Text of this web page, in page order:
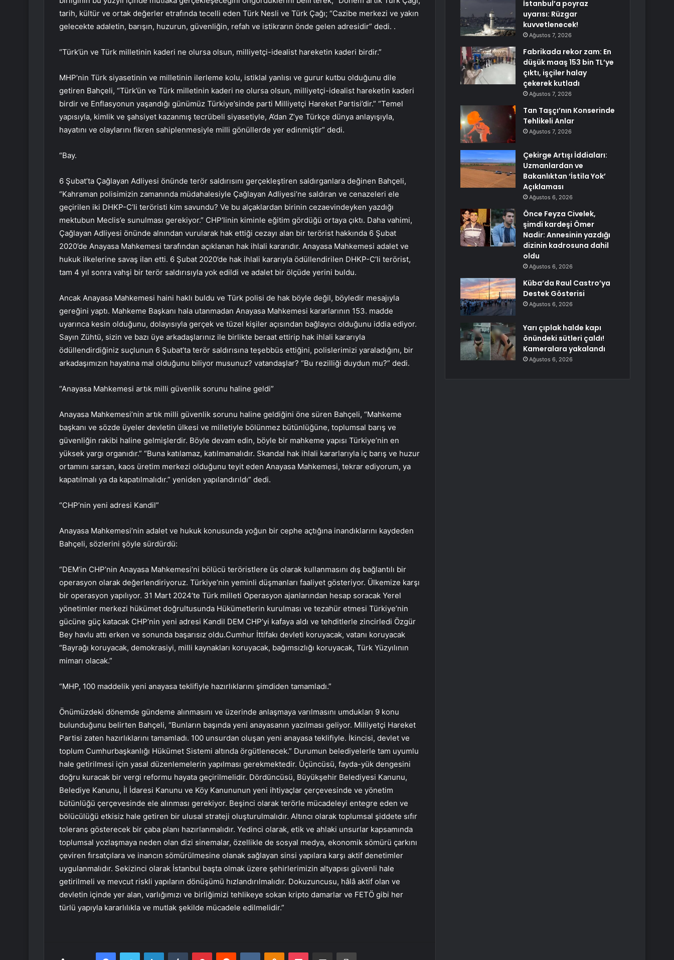
tarih, kültür ve ortak değerler etrafında tecelli eden Türk Nesli ve Türk Çağı; “Cazibe merkezi ve yakın
gelecekte adaletin, barışın, huzurun, güvenliğin, refah ve istikrarın önde gelen adresidir” dedi. .
“Türk’ün ve Türk milletinin kaderi ne olursa olsun, milliyetçi-idealist hareketin kaderi birdir.”
MHP’nin Türk siyasetinin ve milletinin ilerleme kolu, istiklal yanlısı ve gurur kutbu olduğunu dile
getiren Bahçeli, “Türk’ün ve Türk milletinin kaderi ne olursa olsun, milliyetçi-idealist hareketin kaderi
birdir ve Enflasyonun yaşandığı günümüz Türkiye’sinde parti Milliyetçi Hareket Partisi’dir.” “Temel
yapısıyla, kimlik ve şahsiyet kazanmış tecrübeli siyasetiyle, A’dan Z’ye Türkçe dünya anlayışıyla,
hayatını ve olaylarını fikren sahiplenmesiyle milli gönüllerde yer edinmiştir” dedi.
“Bay.
6 Şubat’ta Çağlayan Adliyesi önünde terör saldırısını gerçekleştiren saldırganlara değinen Bahçeli,
“Kahraman polisimizin zamanında müdahalesiyle Çağlayan Adliyesi’ne saldıran ve cenazeleri ele
geçirilen iki DHKP-C’li teröristi kim savundu? Ve bu alçaklardan birinin cezaevindeyken yazdığı
mektubun Meclis’e sunulması gerekiyor.” CHP’linin kiminle eğitim gördüğü ortaya çıktı. Daha vahimi,
Çağlayan Adliyesi önünde alnından vurularak hak ettiği cezayı alan bir terörist hakkında 6 Şubat
2020’de Anayasa Mahkemesi tarafından açıklanan hak ihlali kararıdır. Anayasa Mahkemesi adalet ve
hukuk ilkelerine savaş ilan etti. 6 Şubat 2020’de hak ihlali kararıyla ödüllendirilen DHKP-C’li terörist,
tam 4 yıl sonra vahşi bir terör saldırısıyla yok edildi ve adalet bir ölçüde yerini buldu.
Ancak Anayasa Mahkemesi haini haklı buldu ve Türk polisi de hak böyle değil, böyledir mesajıyla
gereğini yaptı. Mahkeme Başkanı hala utanmadan Anayasa Mahkemesi kararlarının 153. madde
uyarınca kesin olduğunu, dolayısıyla gerçek ve tüzel kişiler açısından bağlayıcı olduğunu iddia ediyor.
Sayın Zühtü, sizin ve bazı üye arkadaşlarınız ile birlikte beraat ettirip hak ihlali kararıyla
ödüllendirdiğiniz suçlunun 6 Şubat’ta terör saldırısına teşebbüs ettiğini, polislerimizi yaraladığını, bir
arkadaşımızın hayatına mal olduğunu biliyor musunuz? vatandaşlar? “Bu rezilliği duydun mu?” dedi.
“Anayasa Mahkemesi artık milli güvenlik sorunu haline geldi”
Anayasa Mahkemesi’nin artık milli güvenlik sorunu haline geldiğini öne süren Bahçeli, “Mahkeme
başkanı ve sözde üyeler devletin ülkesi ve milletiyle bölünmez bütünlüğüne, toplumsal barış ve
güvenliğin rakibi haline gelmişlerdir. Böyle devam edin, böyle bir mahkeme yapısı Türkiye’nin en
yüksek yargı organıdır.” “Buna katılamaz, katılmamalıdır. Skandal hak ihlali kararlarıyla iç barış ve huzur
ortamını sarsan, kaos üretim merkezi olduğunu teyit eden Anayasa Mahkemesi, tekrar ediyorum, ya
kapatılmalı ya da kapatılmalıdır.” yeniden yapılandırıldı” dedi.
“CHP’nin yeni adresi Kandil”
Anayasa Mahkemesi’nin adalet ve hukuk konusunda yoğun bir cephe açtığına inandıklarını kaydeden
Bahçeli, sözlerini şöyle sürdürdü:
“DEM’in CHP’nin Anayasa Mahkemesi’ni bölücü teröristlere üs olarak kullanmasını dış bağlantılı bir
operasyon olarak değerlendiriyoruz. Türkiye’nin yeminli düşmanları faaliyet gösteriyor. Ülkemize karşı
bir operasyon yapılıyor. 31 Mart 2024’te Türk milleti Operasyon ajanlarından hesap soracak Yerel
yönetimler merkezi hükümet doğrultusunda Hükümetlerin kurulması ve tezahür etmesi Türkiye’nin
gücüne güç katacak CHP’nin yeni adresi Kandil DEM CHP’yi kafaya aldı ve tehditlerle zincirledi Özgür
Bey havlu attı erken ve sonunda başarısız oldu.Cumhur İttifakı devleti koruyacak, vatanı koruyacak
“Bayrağı koruyacak, demokrasiyi, milli kaynakları koruyacak, bağımsızlığı koruyacak, Türk Yüzyılının
mimarı olacak.”
“MHP, 100 maddelik yeni anayasa teklifiyle hazırlıklarını şimdiden tamamladı.”
Önümüzdeki dönemde gündeme alınmasını ve üzerinde anlaşmaya varılmasını umdukları 9 konu
bulunduğunu belirten Bahçeli, “Bunların başında yeni anayasanın yazılması geliyor. Milliyetçi Hareket
Partisi zaten hazırlıklarını tamamladı. 100 unsurdan oluşan yeni anayasa teklifiyle. İkincisi, devlet ve
toplum Cumhurbaşkanlığı Hükümet Sistemi altında örgütlenecek.” Durumun belediyelerle tam uyumlu
hale getirilmesi için yasal düzenlemelerin yapılması gerekmektedir. Üçüncüsü, fayda-yük dengesini
doğru kuracak bir vergi reformu hayata geçirilmelidir. Dördüncüsü, Büyükşehir Belediyesi Kanunu,
Belediye Kanunu, İl İdaresi Kanunu ve Köy Kanununun yeni ihtiyaçlar çerçevesinde ve yönetim
bütünlüğü çerçevesinde ele alınması gerekiyor. Beşinci olarak terörle mücadeleyi entegre eden ve
bölücülüğü etkisiz hale getiren bir ulusal strateji oluşturulmalıdır. Altıncı olarak toplumsal şiddete sıfır
tolerans gösterecek bir çaba planı hazırlanmalıdır. Yedinci olarak, etik ve ahlaki unsurlar kapsamında
toplumsal yozlaşmaya neden olan dizi sinemalar, özellikle de sosyal medya, ekonomik sömürü çarkını
çeviren fırsatçılara ve inancın sömürülmesine olanak sağlayan sinsi yapılara karşı aktif denetimler
uygulanmalıdır. Sekizinci olarak İstanbul başta olmak üzere şehirlerimizin altyapısı güvenli hale
getirilmeli ve mevcut riskli yapıların dönüşümü hızlandırılmalıdır. Dokuzuncusu, hâlâ aktif olan ve
devletin içinde yer alan, varlığımızı ve birliğimizi tehlikeye sokan kripto damarlar ve FETÖ gibi her
türlü yapıyla kararlılıkla ve mutlak şekilde mücadele edilmelidir.”
FacebookTwitter LinkedInTumblr PinterestReddit VKontakteOdnoklassniki
Pocket E-Posta ile paylaş Yazdır
İstanbul’a poyraz
uyarısı: Rüzgar
kuvvetlenecek!
Ağustos 7, 2026
Fabrikada rekor zam: En
düşük maaş 153 bin TL’ye
çıktı, işçiler halay
çekerek kutladı
Ağustos 7, 2026
Tan Taşçı’nın Konserinde
Tehlikeli Anlar
Ağustos 7, 2026
Çekirge Artışı İddiaları:
Uzmanlardan ve
Bakanlıktan ‘İstila Yok’
Açıklaması
Ağustos 6, 2026
Önce Feyza Civelek,
şimdi kardeşi Ömer
Nadir: Annesinin yazdığı
dizinin kadrosuna dahil
oldu
Ağustos 6, 2026
Küba’da Raul Castro’ya
Destek Gösterisi
Ağustos 6, 2026
Yarı çıplak halde kapı
önündeki sütleri çaldı!
Kameralara yakalandı
Ağustos 6, 2026